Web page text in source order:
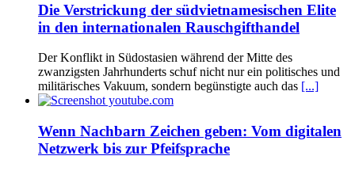
Die Verstrickung der südvietnamesischen Elite
in den internationalen Rauschgifthandel
Der Konflikt in Südostasien während der Mitte des
zwanzigsten Jahrhunderts schuf nicht nur ein politisches und
militärisches Vakuum, sondern begünstigte auch das [...]
Wenn Nachbarn Zeichen geben: Vom digitalen
Netzwerk bis zur Pfeifsprache